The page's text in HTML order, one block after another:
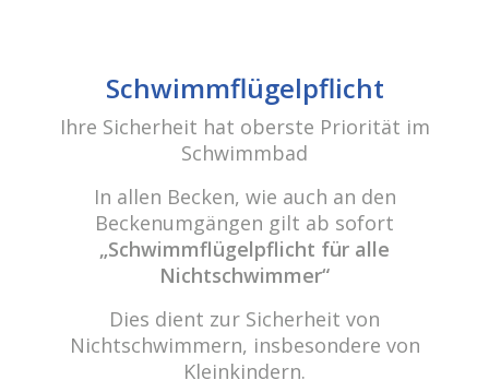
Schwimmflügelpflicht
Ihre Sicherheit hat oberste Priorität im
Schwimmbad
In allen Becken, wie auch an den
Beckenumgängen gilt ab sofort
„Schwimmflügelpflicht für alle
Nichtschwimmer“
Dies dient zur Sicherheit von
Nichtschwimmern, insbesondere von
Kleinkindern.